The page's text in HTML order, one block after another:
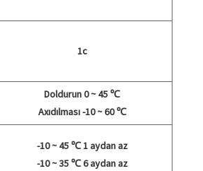
1c
Doldurun 0 ~ 45 ℃
Axıdılması -10 ~ 60 ℃
-10 ~ 45 ℃ 1 aydan az
-10 ~ 35 ℃ 6 aydan az